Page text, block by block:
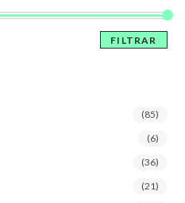
FILTRAR
(85)
(6)
(36)
(21)